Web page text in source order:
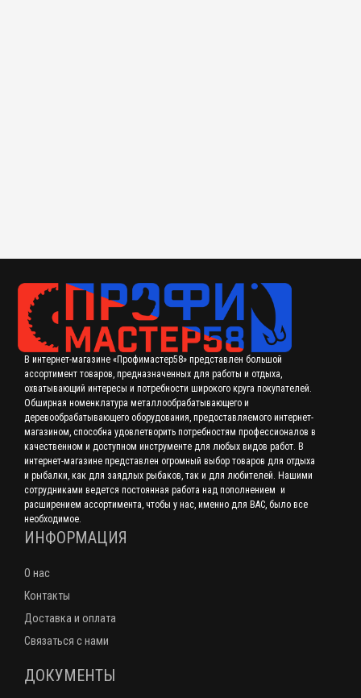
В интернет-магазине «Профимастер58» представлен большой
ассортимент товаров, предназначенных для работы и отдыха,
охватывающий интересы и потребности широкого круга покупателей.
Обширная номенклатура металлообрабатывающего и
деревообрабатывающего оборудования, предоставляемого интернет-
магазином, способна удовлетворить потребностям профессионалов в
качественном и доступном инструменте для любых видов работ. В
интернет-магазине представлен огромный выбор товаров для отдыха
и рыбалки, как для заядлых рыбаков, так и для любителей. Нашими
сотрудниками ведется постоянная работа над пополнением и
расширением ассортимента, чтобы у нас, именно для ВАС, было все
необходимое.
ИНФОРМАЦИЯ
О нас
Контакты
Доставка и оплата
Связаться с нами
ДОКУМЕНТЫ